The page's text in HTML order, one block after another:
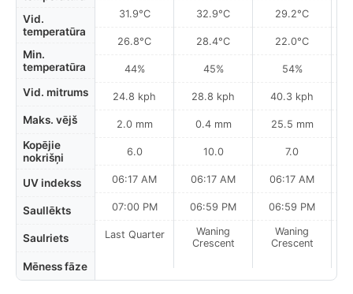
Vid.
temperatūra
Min.
temperatūra
Vid. mitrums
Maks. vējš
Kopējie
nokrišņi
UV indekss
Saullēkts
Saulriets
Mēness fāze
31.9°C
26.8°C
44%
24.8 kph
2.0 mm
6.0
06:17 AM
07:00 PM
Last Quarter
32.9°C
28.4°C
45%
28.8 kph
0.4 mm
10.0
06:17 AM
06:59 PM
Waning
Crescent
29.2°C
22.0°C
54%
40.3 kph
25.5 mm
7.0
06:17 AM
06:59 PM
Waning
Crescent